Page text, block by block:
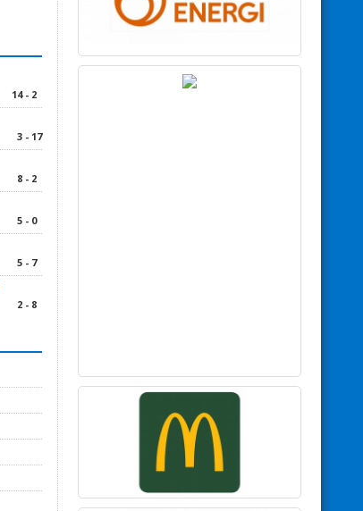
14 - 2
3 - 17
8 - 2
5 - 0
5 - 7
2 - 8